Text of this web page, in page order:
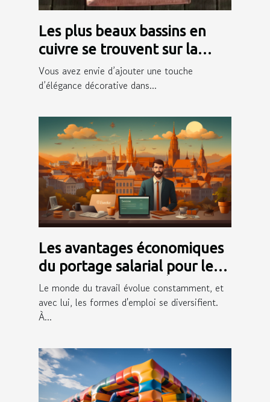
Les plus beaux bassins en
cuivre se trouvent sur la
boutique en ligne Chaînes de
Pluie !
Vous avez envie d’ajouter une touche
d’élégance décorative dans...
Les avantages économiques
du portage salarial pour les
freelances à Saint-Étienne
Le monde du travail évolue constamment, et
avec lui, les formes d'emploi se diversifient.
À...